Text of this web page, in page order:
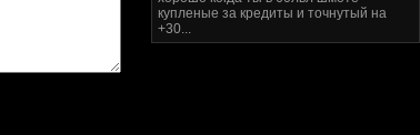
купленые за кредиты и точнутый на
+30...